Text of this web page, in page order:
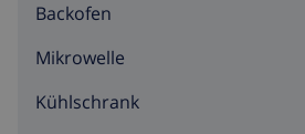
Backofen
Mikrowelle
Kühlschrank